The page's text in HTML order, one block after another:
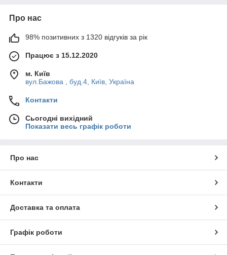
Про нас
98% позитивних з 1320 відгуків за рік
Працює з 15.12.2020
м. Київ
вул.Бажова , буд.4, Київ, Україна
Контакти
Сьогодні вихідний
Показати весь графік роботи
Про нас
Контакти
Доставка та оплата
Графік роботи